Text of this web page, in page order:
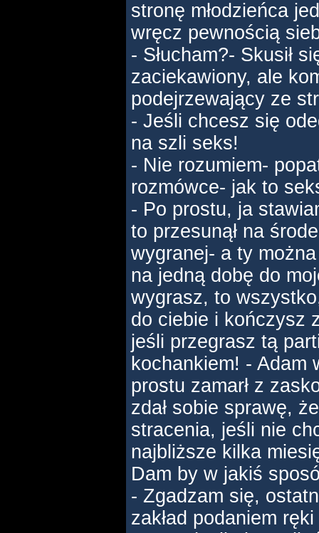
stronę młodzieńca
wręcz pewnością
- Słucham?- Skusił
zaciekawiony, ale
podejrzewający ze
- Jeśli chcesz się
na szli seks!
- Nie rozumiem-
rozmówce- jak to
- Po prostu, ja
to przesunął na
wygranej- a ty
na jedną dobę do
wygrasz, to
do ciebie i kończysz
jeśli przegrasz tą
kochankiem! - Adam
prostu zamarł z
zdał sobie sprawę,
stracenia, jeśli nie
najbliższe kilka
Dam by w jakiś
- Zgadzam się,
zakład podaniem